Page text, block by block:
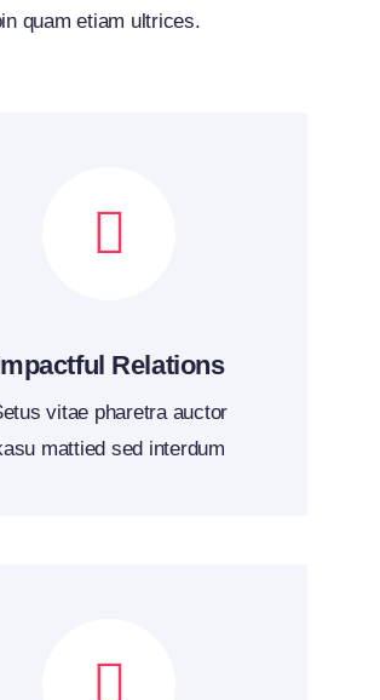
quam etiam ultrices.
Relations
vitae pharetra auctor
mattied sed interdum